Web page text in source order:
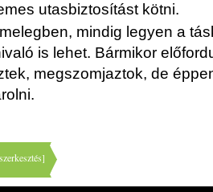
utasbiztosítást kötni.
mindig legyen a
is lehet. Bármikor
megszomjaztok, de
szerkesztés]